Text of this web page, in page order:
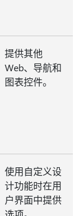
提供其他
Web、导航和
图表控件。
使用自定义设
计功能时在用
户界面中提供